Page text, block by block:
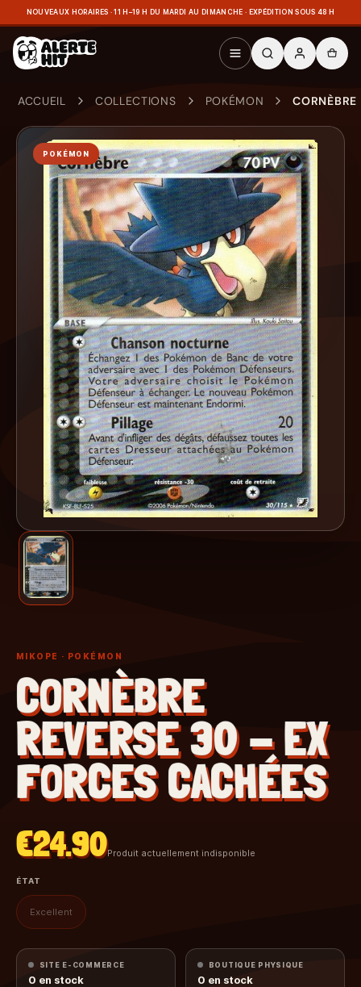
NOUVEAUX HORAIRES · 11 H–19 H DU MARDI AU DIMANCHE · EXPÉDITION SOUS 48 H
ACCUEIL COLLECTIONS POKÉMON
POKÉMON
MIKOPE · POKÉMON
CORNÈBRE
REVERSE 30 - EX
FORCES CACHÉES
€24.90Produit actuellement indisponible
ÉTAT
Excellent
SITE E-COMMERCE
0 en stock
BOUTIQUE PHYSIQUE
0 en stock